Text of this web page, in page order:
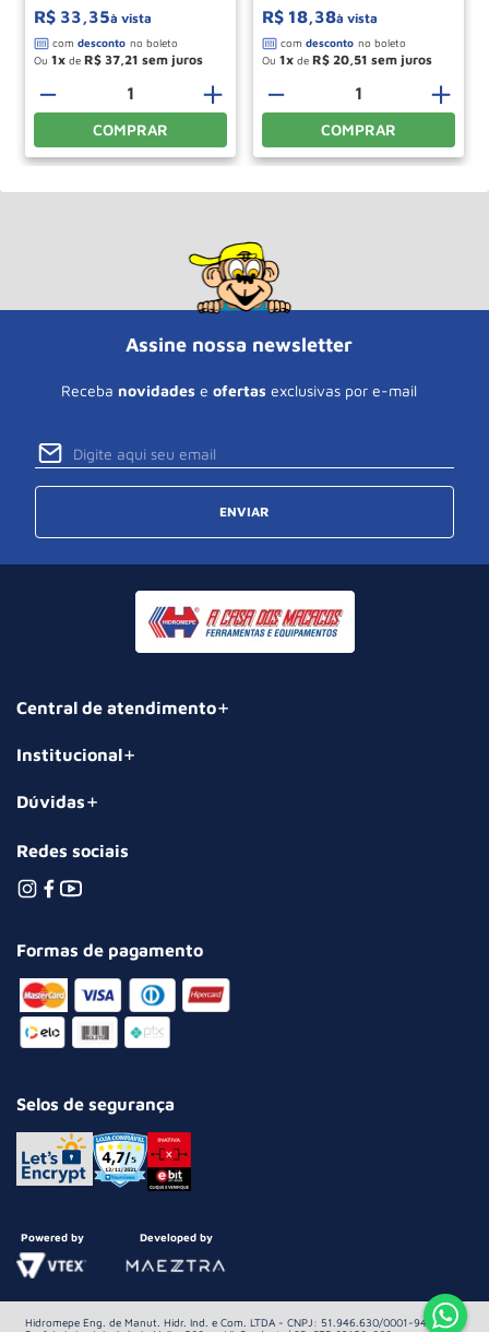
R$ 33,35à vista
Ou 1 de R$ 37,21
＋
－
COMPRAR
R$ 18,38à vista
Ou 1 de R$ 20,51
＋
－
COMPRAR
Assine nossa newsletter
Receba novidades e ofertas exclusivas por e-mail
ENVIAR
Central de atendimento
Institucional
Dúvidas
Redes sociais
Formas de pagamento
Selos de segurança
Powered by Developed by
Hidromepe Eng. de Manut. Hidr. Ind. e Com. LTDA - CNPJ: 51.946.630/0001-94 Av.